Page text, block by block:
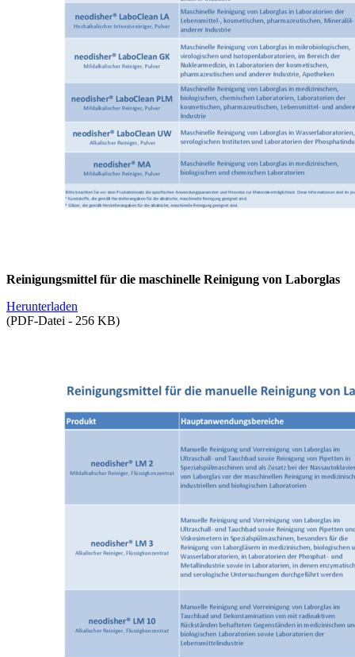
Reinigungsmittel für die maschinelle Reinigung von Laborglas
Herunterladen
(PDF-Datei - 256 KB)